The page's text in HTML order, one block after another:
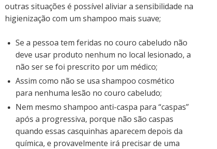
outras situações é possível aliviar a sensibilidade na
higienização com um shampoo mais suave;
Se a pessoa tem feridas no couro cabeludo não
deve usar produto nenhum no local lesionado, a
não ser se foi prescrito por um médico;
Assim como não se usa shampoo cosmético
para nenhuma lesão no couro cabeludo;
Nem mesmo shampoo anti-caspa para “caspas”
após a progressiva, porque não são caspas
quando essas casquinhas aparecem depois da
química, e provavelmente irá precisar de uma